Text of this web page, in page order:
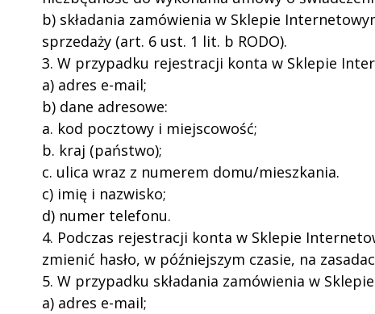
b) składania zamówienia w Sklepie
sprzedaży (art. 6 ust. 1 lit. b RODO).
3. W przypadku rejestracji konta w Sklepie
a) adres e-mail;
b) dane adresowe:
a. kod pocztowy i miejscowość;
b. kraj (państwo);
c. ulica wraz z numerem domu/mieszkania.
c) imię i nazwisko;
d) numer telefonu.
4. Podczas rejestracji konta w Sklepie
zmienić hasło, w późniejszym czasie, na
5. W przypadku składania zamówienia w
a) adres e-mail;